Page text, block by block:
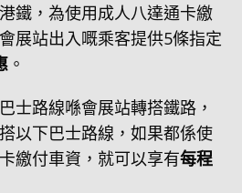
鐵，為使用成人八達通卡繳
展站出入嘅乘客提供5條指定
。
士路線喺會展站轉搭鐵路，
以下巴士路線，如果都係使
繳付車資，就可以享有每程